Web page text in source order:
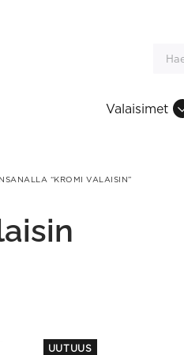
Valaisimet
“KROMI VALAISIN”
UUTUUS